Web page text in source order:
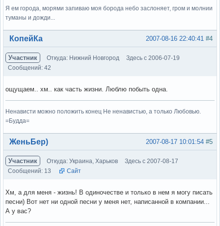
Я ем города, морями запиваю моя борода небо заслоняет, гром и молнии
туманы и дожди...
Вне форума #4
2007-08-16 22:40:41
КопейКа
Участник Откуда: Нижний Новгород
Здесь с 2006-07-19
Сообщений: 42
ощущаем.. хм.. как часть жизни. Люблю побыть одна.
Ненависти можно положить конец Не ненавистью, а только Любовью.
=Будда=
Вне форума #5
2007-08-17 10:01:54
ЖеньБер)
Участник Откуда: Украина, Харьков
Здесь с 2007-08-17
Сообщений: 13
Сайт
Хм, а для меня - жизнь! В одиночестве и только в нем я могу писать
песни) Вот нет ни одной песни у меня нет, написанной в компании...
А у вас?